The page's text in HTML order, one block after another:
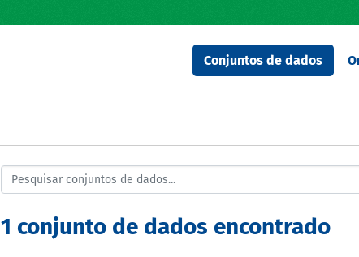
Conjuntos de dados
1 conjunto de dados encontrado